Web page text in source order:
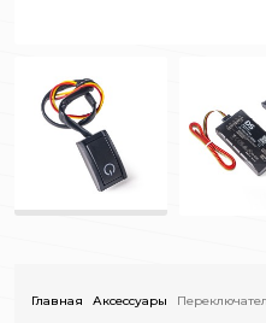
Главная Аксессуары